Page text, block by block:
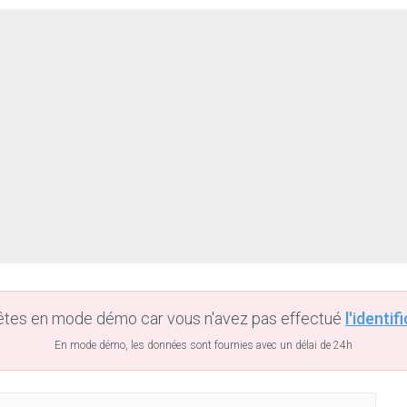
en mode démo car vous n'avez pas effectué
En mode démo, les données sont fournies avec un délai de 24h